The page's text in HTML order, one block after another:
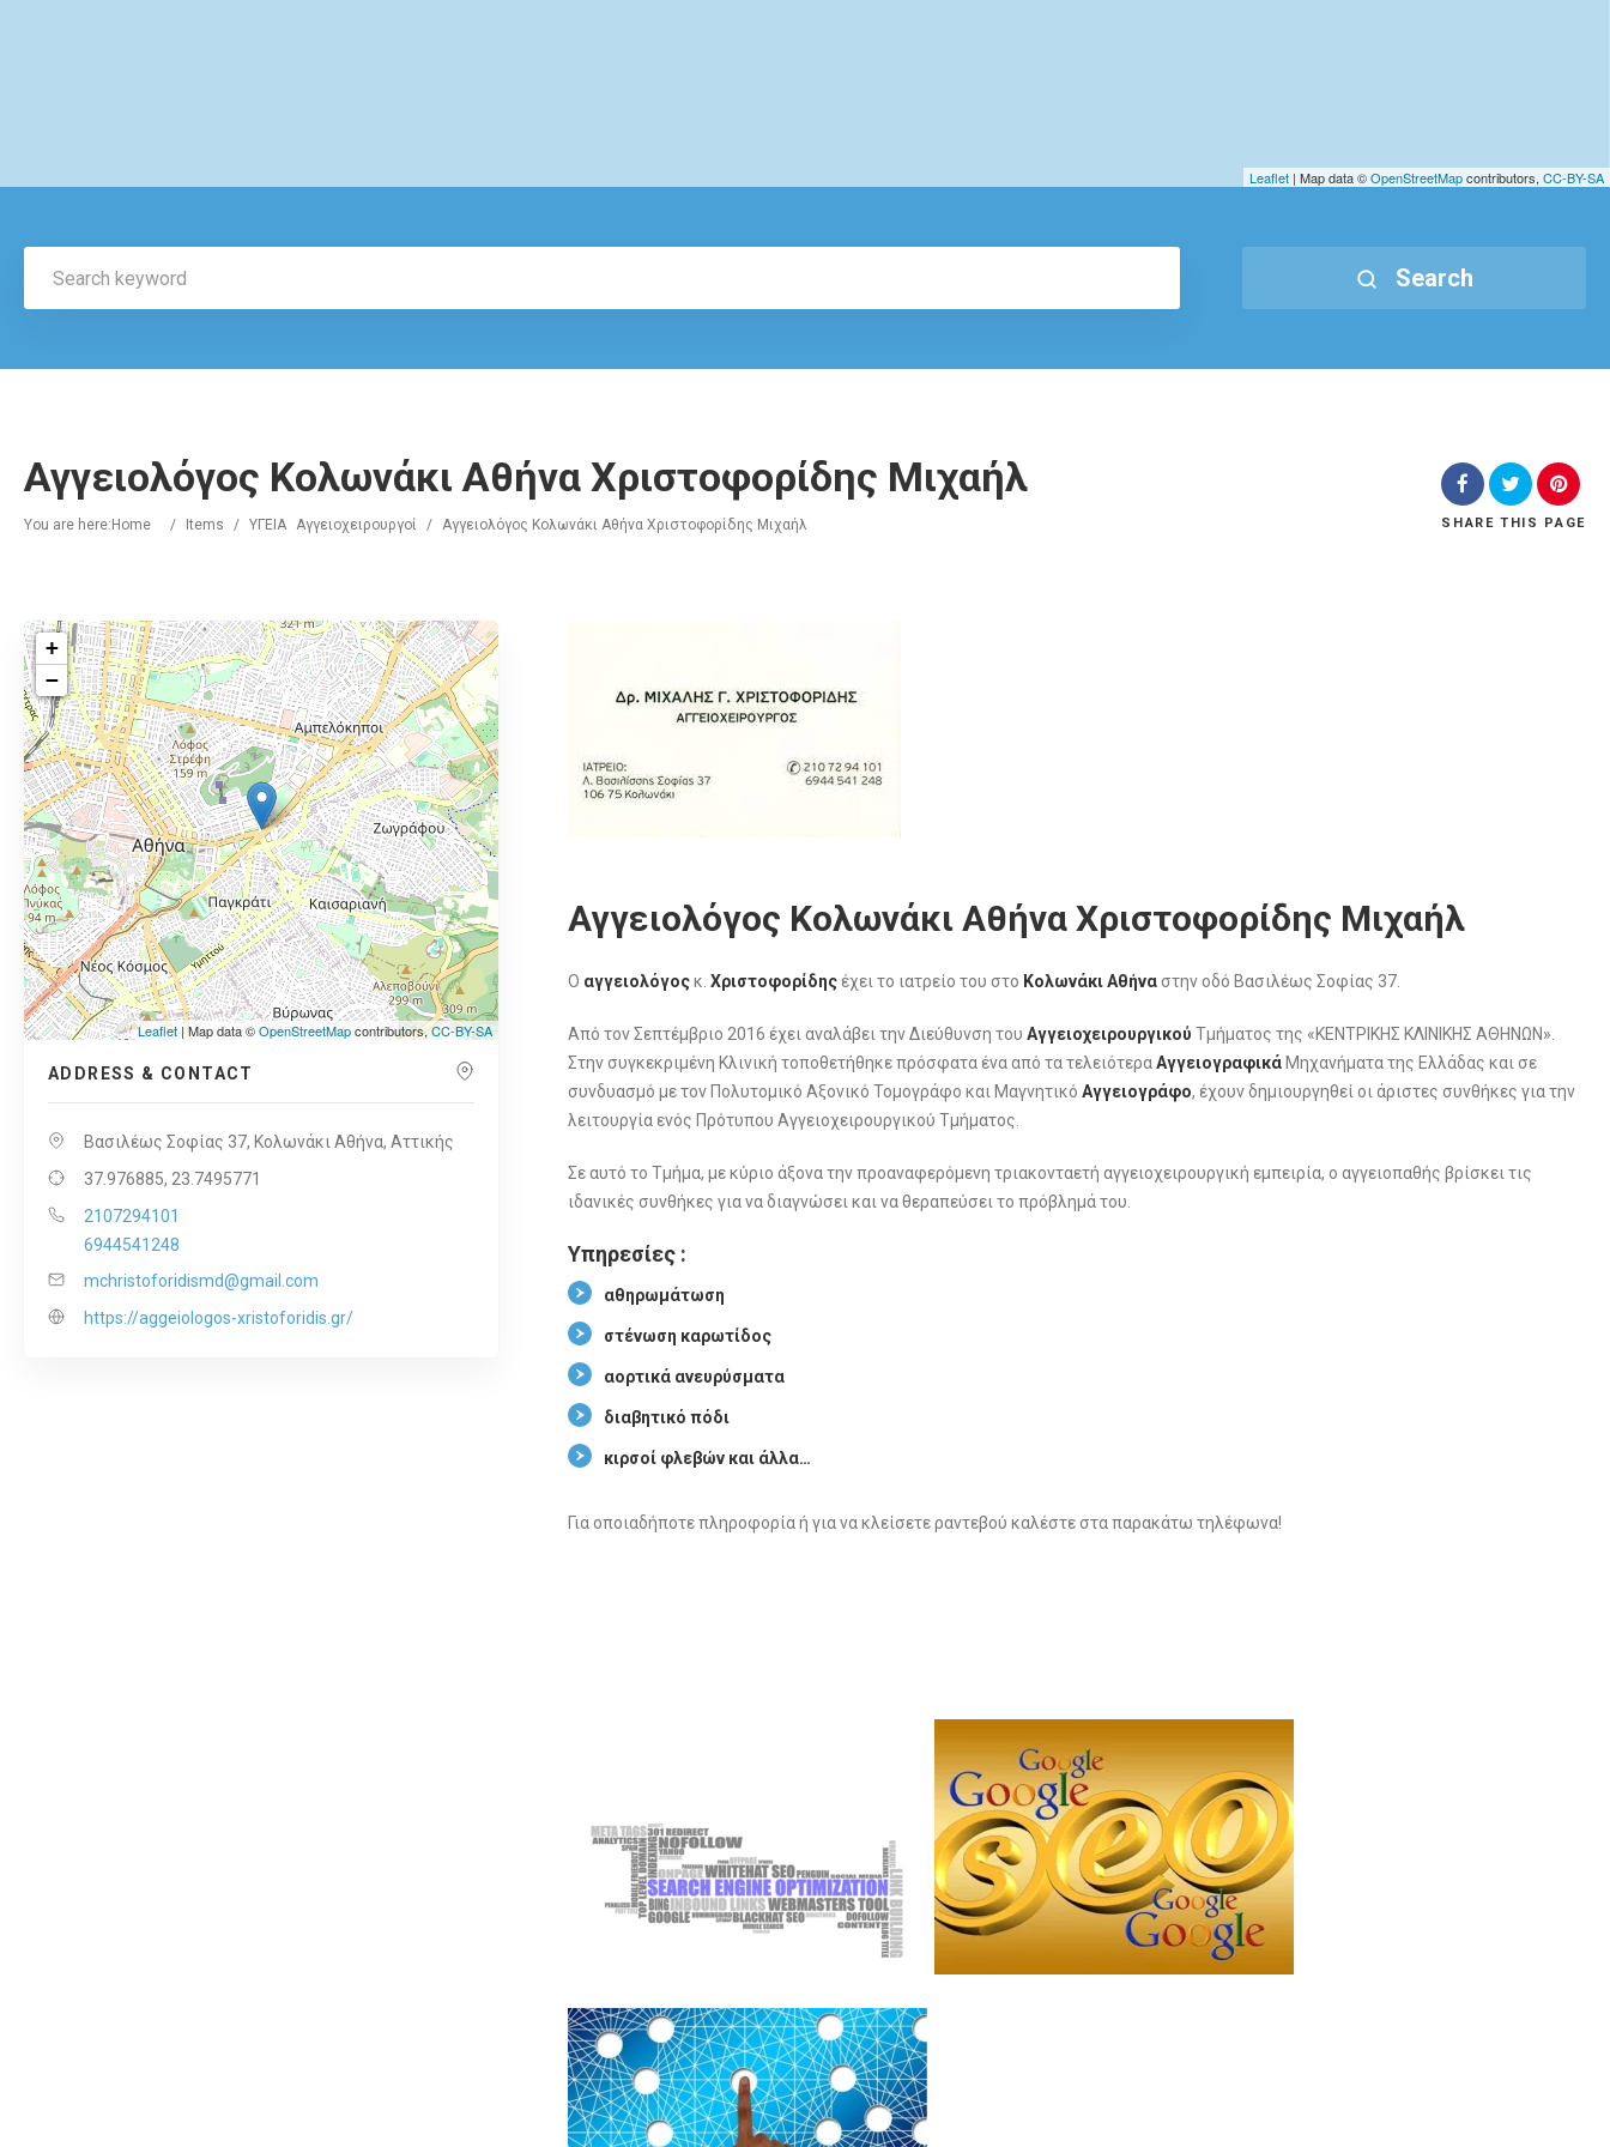
Leaflet | Map data ©OpenStreetMapcontributors, CC-BY-SA
Search
Αγγειολόγος Κολωνάκι Αθήνα Χριστοφορίδης Μιχαήλ
You are here: Home / Items / ΥΓΕΙΑ Αγγειοχειρουργοί / Αγγειολόγος Κολωνάκι Αθήνα Χριστοφορίδης Μιχαήλ SHARE THIS PAGE
+
−
Leaflet | Map data ©OpenStreetMapcontributors,CC-BY-SA
ADDRESS & CONTACT
Βασιλέως Σοφίας 37, Κολωνάκι Αθήνα, Αττικής
37.976885, 23.7495771
2107294101
6944541248
mchristoforidismd@gmail.com
https://aggeiologos-xristoforidis.gr/
Αγγειολόγος Κολωνάκι Αθήνα Χριστοφορίδης Μιχαήλ
Ο αγγειολόγος κ. Χριστοφορίδης έχει το ιατρείο του στο Κολωνάκι Αθήναστην οδό Βασιλέως Σοφίας 37.
Aπό τον Σεπτέμβριο 2016 έχει αναλάβει την Διεύθυνση του Αγγειοχειρουργικού Τμήματος της «ΚΕΝΤΡΙΚΗΣ ΚΛΙΝΙΚΗΣ ΑΘΗΝΩΝ».
Στην συγκεκριμένη Κλινική τοποθετήθηκε πρόσφατα ένα από τα τελειότεραΑγγειογραφικάΜηχανήματα της Ελλάδας και σε
συνδυασμό με τον Πολυτομικό Αξονικό Τομογράφο και Μαγνητικό Αγγειογράφο, έχουν δημιουργηθεί οι άριστες συνθήκες για την
λειτουργία ενός Πρότυπου Αγγειοχειρουργικού Τμήματος.
Σε αυτό το Τμήμα, με κύριο άξονα την προαναφερόμενη τριακονταετή αγγειοχειρουργική εμπειρία, ο αγγειοπαθής βρίσκει τις
ιδανικές συνθήκες για να διαγνώσει και να θεραπεύσει το πρόβλημά του.
Υπηρεσίες :
αθηρωμάτωση
στένωση καρωτίδος
αορτικά ανευρύσματα
διαβητικό πόδι
κιρσοί φλεβών και άλλα…
Για οποιαδήποτε πληροφορία ή για να κλείσετε ραντεβού καλέστε στα παρακάτω τηλέφωνα!